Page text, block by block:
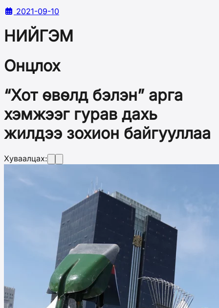
2021-09-10
НИЙГЭМ
Онцлох
“Хот өвөлд бэлэн” арга
хэмжээг гурав дахь
жилдээ зохион байгууллаа
Хуваалцах: